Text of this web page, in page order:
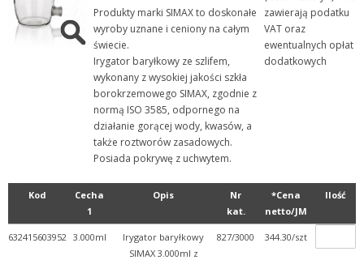
+ Butelki BZT i Winklera
+ Butelki z gwintem
+ Butelki ze szlifem
+ Butle i butelki pozosta...
+ Detergenty
+ Eksykatory i dzwony szk...
+ Fiolki szklane (wialki)
Produkty marki SIMAX to doskonałe
wyroby uznane i ceniony na całym
świecie.
Irygator baryłkowy ze szlifem,
wykonany z wysokiej jakości szkła
borokrzemowego SIMAX, zgodnie z
normą ISO 3585, odpornego na
działanie gorącej wody, kwasów, a
także roztworów zasadowych.
Posiada pokrywę z uchwytem.
zawierają podatku
VAT oraz
ewentualnych opłat
dodatkowych
Kod
Cecha
1
Opis
Nr
kat.
*Cena
netto/JM
Ilość
632415603952 3.000ml
Irygator baryłkowy
SIMAX 3.000ml z
827/3000 344.30/szt